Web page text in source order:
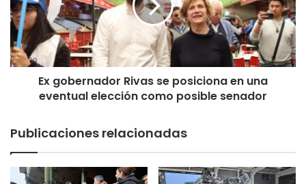
s
c
o
n
t
a
c
i
ó
b
e
r
n
a
i
v
a
s
Ex gobernador Rivas se posiciona en una
eventual elección como posible senador
Publicaciones relacionadas